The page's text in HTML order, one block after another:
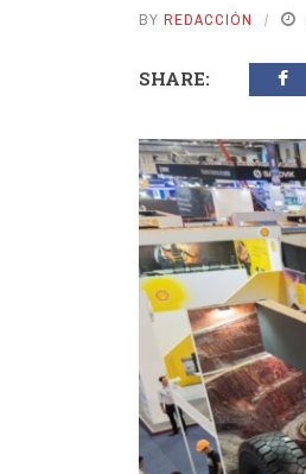
BY REDACCIÓN
SHARE: